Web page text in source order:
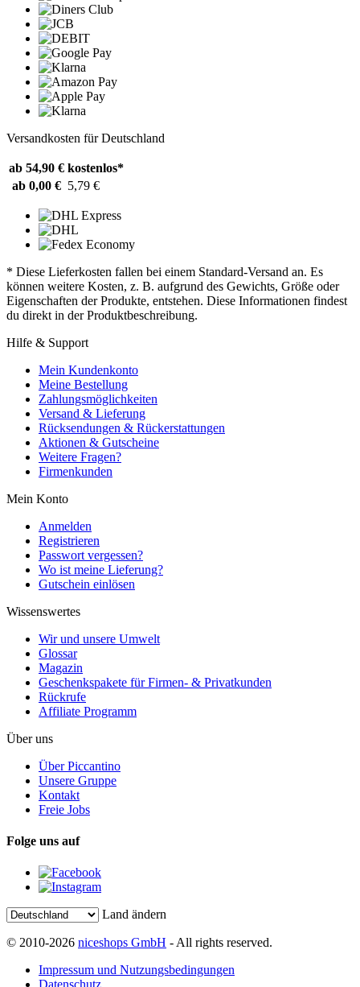
Versandkosten für Deutschland
ab 54,90 € kostenlos*
ab 0,00 € 5,79 €
* Diese Lieferkosten fallen bei einem Standard-Versand an. Es
können weitere Kosten, z. B. aufgrund des Gewichts, Größe oder
Eigenschaften der Produkte, entstehen. Diese Informationen findest
du direkt in der Produktbeschreibung.
Hilfe & Support
Mein Kundenkonto
Meine Bestellung
Zahlungsmöglichkeiten
Versand & Lieferung
Rücksendungen & Rückerstattungen
Aktionen & Gutscheine
Weitere Fragen?
Firmenkunden
Mein Konto
Anmelden
Registrieren
Passwort vergessen?
Wo ist meine Lieferung?
Gutschein einlösen
Wissenswertes
Wir und unsere Umwelt
Glossar
Magazin
Geschenkspakete für Firmen- & Privatkunden
Rückrufe
Affiliate Programm
Über uns
Über Piccantino
Unsere Gruppe
Kontakt
Freie Jobs
Folge uns auf
Land ändern
© 2010-2026 niceshops GmbH - All rights reserved.
Impressum und Nutzungsbedingungen